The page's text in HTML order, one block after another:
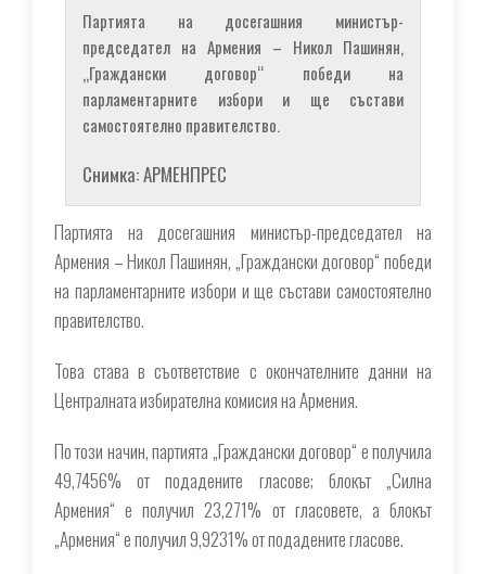
Партията на досегашния министър-
председател на Армения – Никол Пашинян,
„Граждански договор“ победи на
парламентарните избори и ще състави
самостоятелно правителство.
Снимка: АРМЕНПРЕС
Партията на досегашния министър-председател на
Армения – Никол Пашинян, „Граждански договор“ победи
на парламентарните избори и ще състави самостоятелно
правителство.
Това става в съответствие с окончателните данни на
Централната избирателна комисия на Армения.
По този начин, партията „Граждански договор“ е получила
49,7456% от подадените гласове; блокът „Силна
Армения“ е получил 23,271% от гласовете, а блокът
„Армения“ е получил 9,9231% от подадените гласове.